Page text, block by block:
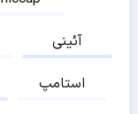
آئینی
استامپ